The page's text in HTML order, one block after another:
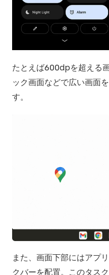
たとえば600dpを超える
ック画面などで広い画面
す。
また、画面下部にはアプ
クバーを配置。このタス